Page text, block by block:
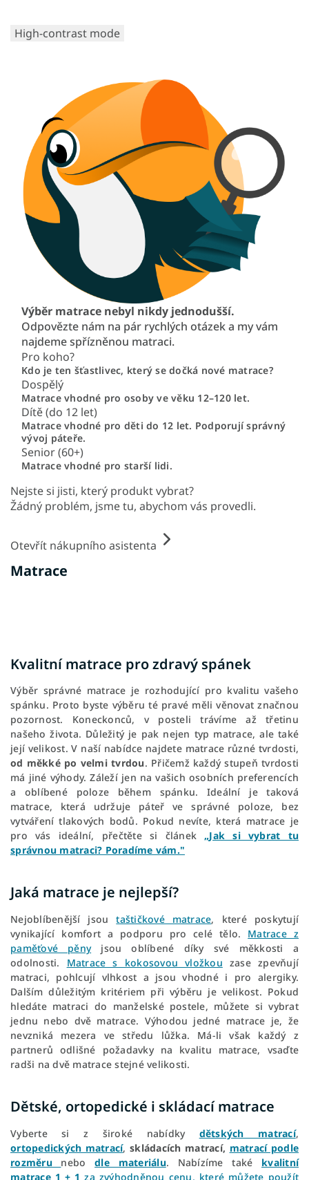
Matrace
High-contrast mode
Výběr matrace nebyl nikdy jednodušší.
Odpovězte nám na pár rychlých otázek a my vám
najdeme spřízněnou matraci.
Pro koho?
Kdo je ten šťastlivec, který se dočká nové matrace?
Dospělý
Matrace vhodné pro osoby ve věku 12–120 let.
Dítě (do 12 let)
Matrace vhodné pro děti do 12 let. Podporují správný
vývoj páteře.
Senior (60+)
Matrace vhodné pro starší lidi.
Nejste si jisti, který produkt vybrat?
Žádný problém, jsme tu, abychom vás provedli.
Otevřít nákupního asistenta
Kvalitní matrace pro zdravý spánek
Výběr správné matrace je rozhodující pro kvalitu vašeho
spánku. Proto byste výběru té pravé měli věnovat značnou
pozornost. Koneckonců, v posteli trávíme až třetinu
našeho života. Důležitý je pak nejen typ matrace, ale také
její velikost. V naší nabídce najdete matrace různé tvrdosti,
od měkké po velmi tvrdou. Přičemž každý stupeň tvrdosti
má jiné výhody. Záleží jen na vašich osobních preferencích
a oblíbené poloze během spánku. Ideální je taková
matrace, která udržuje páteř ve správné poloze, bez
vytváření tlakových bodů. Pokud nevíte, která matrace je
pro vás ideální, přečtěte si článek„Jak si vybrat tu
správnou matraci? Poradíme vám."
Jaká matrace je nejlepší?
Nejoblíbenější jsoutaštičkové matrace, které poskytují
vynikající komfort a podporu pro celé tělo. Matrace z
paměťové pěnyjsou oblíbené díky své měkkosti a
odolnosti. Matrace s kokosovou vložkou zase zpevňují
matraci, pohlcují vlhkost a jsou vhodné i pro alergiky.
Dalším důležitým kritériem při výběru je velikost. Pokud
hledáte matraci do manželské postele, můžete si vybrat
jednu nebo dvě matrace. Výhodou jedné matrace je, že
nevzniká mezera ve středu lůžka. Má-li však každý z
partnerů odlišné požadavky na kvalitu matrace, vsaďte
radši na dvě matrace stejné velikosti.
Dětské, ortopedické i skládací matrace
Vyberte si z široké nabídky dětských matrací,
ortopedických matrací,skládacích matrací, matrací podle
rozměru nebodle materiálu. Nabízíme také kvalitní
matrace 1 + 1 za zvýhodněnou cenu, které můžete použít